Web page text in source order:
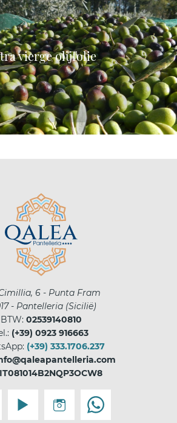
vierge olijfolie
6 - Punta Fram
- Pantelleria(Sicilië)
BTW: 02539140810
(+39) 0923 916663
(+39) 333.1706.237
IT081014B2NQP3OCW8